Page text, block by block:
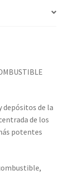
depósitos de la
de los
potentes